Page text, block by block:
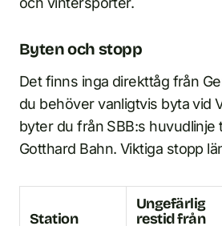
Byten och stopp
Det finns inga direkttåg från
du behöver vanligtvis byta vid
byter du från SBB:s huvudlinje
Gotthard Bahn. Viktiga stopp
Station
Ungefärlig
restid från